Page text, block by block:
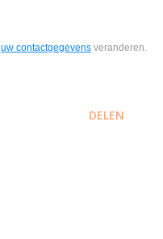
uw contactgegevens veranderen.
DELEN